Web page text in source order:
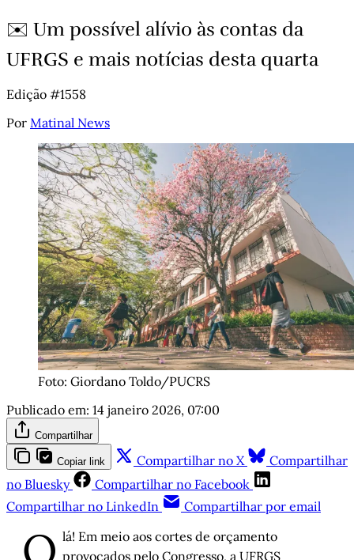
✉️ Um possível alívio às contas da
UFRGS e mais notícias desta quarta
Edição #1558
Por Matinal News
Foto: Giordano Toldo/PUCRS
Publicado em: 14 janeiro 2026, 07:00
Compartilhar
Copiar link Compartilhar no X
Compartilhar
no Bluesky
Compartilhar no Facebook
Compartilhar no LinkedIn
Compartilhar por email
lá! Em meio aos cortes de orçamento
provocados pelo Congresso, a UFRGS